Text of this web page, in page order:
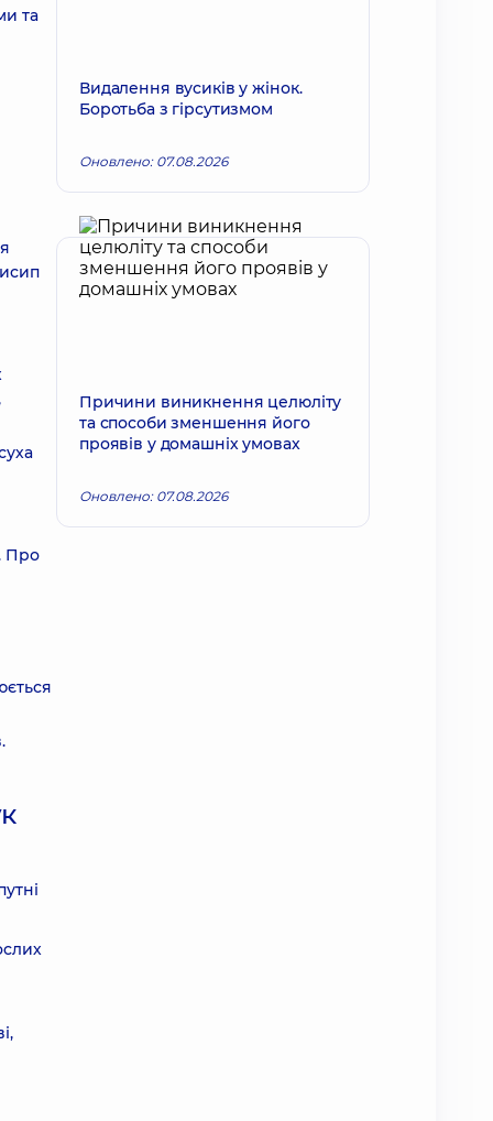
та
Про
Видалення вусиків у жінок.
Боротьба з гірсутизмом
Оновлено: 07.08.2026
Причини виникнення целюліту
та способи зменшення його
проявів у домашніх умовах
Оновлено: 07.08.2026